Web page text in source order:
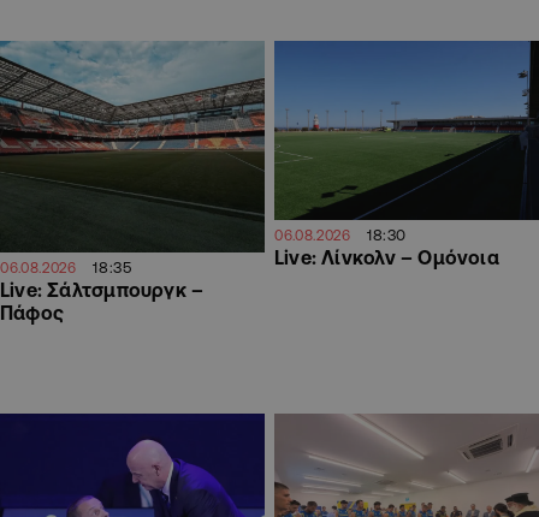
06.08.2026 18:35
Live: Σάλτσμπουργκ –
Πάφος
06.08.2026 18:30
Live: Λίνκολν – Ομόνοια